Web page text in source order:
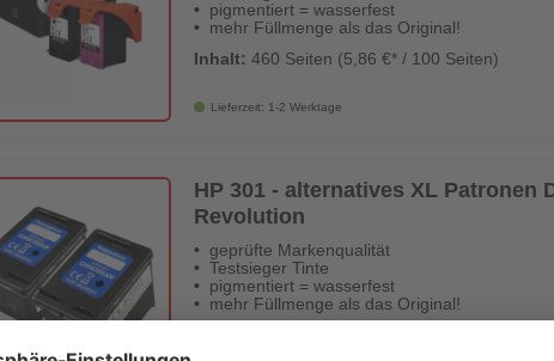
pigmentiert = wasserfest
mehr Füllmenge als das Original!
Inhalt:460 Seiten (5,86 €* / 100 Seiten)
Lieferzeit: 1-2 Werktage
HP 301 - alternatives XL Patronen
Revolution
geprüfte Markenqualität
Testsieger Tinte
pigmentiert = wasserfest
mehr Füllmenge als das Original!